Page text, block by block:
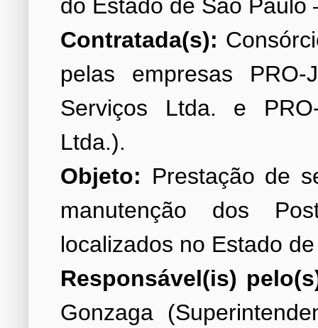
Contratada(s):
pelas empresas
Serviços Ltda. e
Objeto: Prestação de
manutenção dos
Responsável(is)
Gonzaga